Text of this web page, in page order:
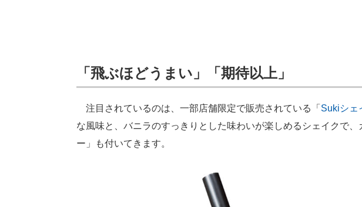
「飛ぶほどうまい」「期待以上」
注目されているのは、一部店舗限定で販売されている「 Sukiシェ
な風味と、バニラのすっきりとした味わいが楽しめるシェイクで
ー」も付いてきます。